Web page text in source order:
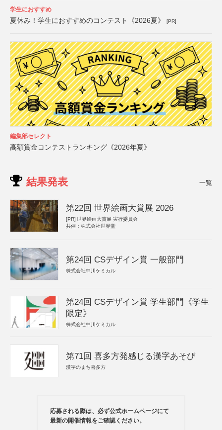
学生におすすめ
夏休み！学生におすすめのコンテスト《2026夏》 [PR]
編集部セレクト
高額賞金コンテストランキング《2026年夏》
結果発表 一覧
第22回 世界絵画大賞展 2026
[PR] 世界絵画大賞展 実行委員会
共催：株式会社世界堂
第24回 CSデザイン賞 一般部門
株式会社中川ケミカル
第24回 CSデザイン賞 学生部門《学生
限定》
株式会社中川ケミカル
第71回 喜多方発感じる漢字あそび
漢字のまち喜多方
応募される際は、必ず公式ホームページにて
最新の開催情報をご確認ください。